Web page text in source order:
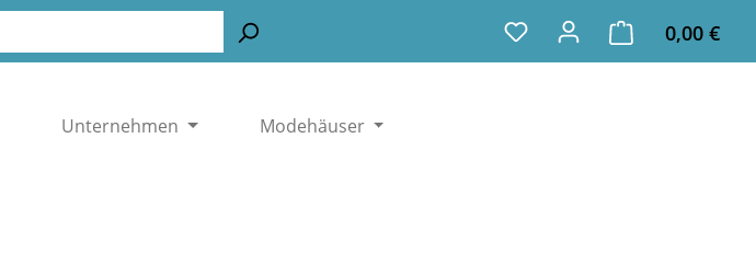
Du hast 0 Produkte auf
0,00 €
Unternehmen Modehäuser